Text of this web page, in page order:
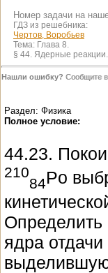
Номер задачи на
ГДЗ из решебника:
Чертов, Воробьев
Тема: Глава 8.
§ 44. Ядерные реакции.
Нашли ошибку? Сообщите
Раздел: Физика
Полное условие:
44.23.
210
84Po
Определить
ядра